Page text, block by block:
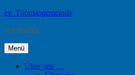
Zum
springen
ev. Thomasgemeinde
Wiesbaden
Menü
Über uns …